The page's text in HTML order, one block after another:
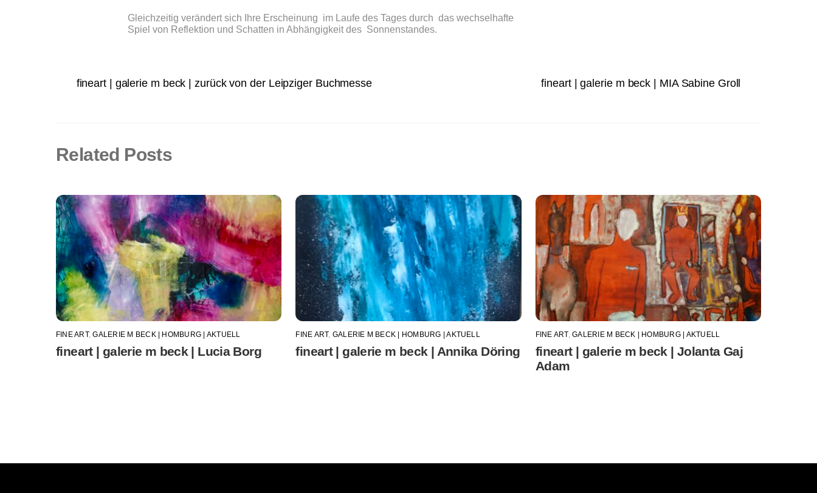
Gleichzeitig verändert sich Ihre Erscheinung im Laufe des Tages durch das wechselhafte
Spiel von Reflektion und Schatten in Abhängigkeit des Sonnenstandes.
fineart | galerie m beck | zurück von der Leipziger Buchmesse fineart | galerie m beck | MIA Sabine Groll
Related Posts
FINE ART,GALERIE M BECK | HOMBURG | AKTUELL
fineart | galerie m beck | Lucia Borg
FINE ART, GALERIE M BECK | HOMBURG | AKTUELL
fineart | galerie m beck | Annika Döring
FINE ART,GALERIE M BECK | HOMBURG | AKTUELL
fineart | galerie m beck | Jolanta Gaj
Adam